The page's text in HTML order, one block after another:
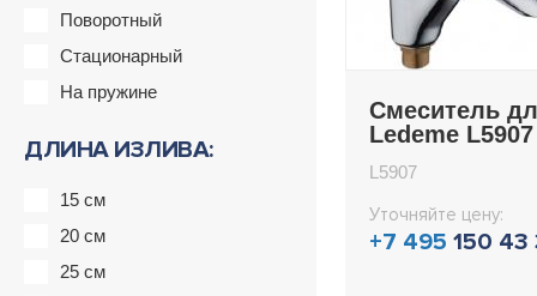
Поворотный
Стационарный
На пружине
ДЛИНА ИЗЛИВА:
15 см
20 см
25 см
Смеситель
Ledeme L5907
L5907
Уточняйте цену:
+7 495 150 43